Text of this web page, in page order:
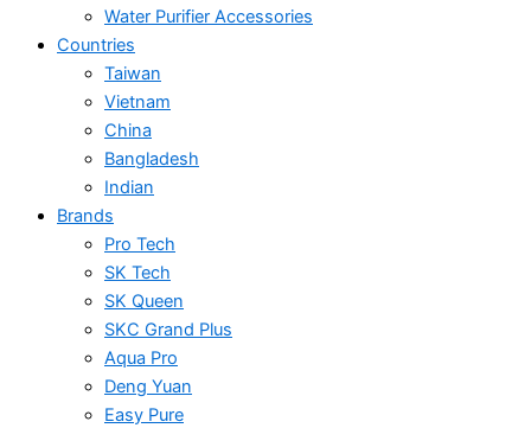
Water Purifier Accessories
Countries
Taiwan
Vietnam
China
Bangladesh
Indian
Brands
Pro Tech
SK Tech
SK Queen
SKC Grand Plus
Aqua Pro
Deng Yuan
Easy Pure